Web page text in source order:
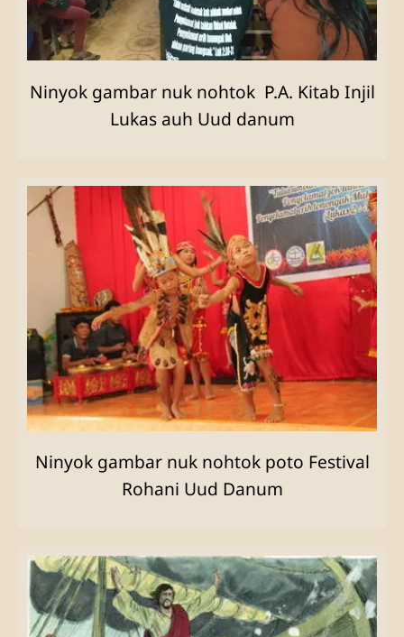
Ninyok gambar nuk nohtok P.A. Kitab Injil
Lukas auh Uud danum
Ninyok gambar nuk nohtok poto Festival
Rohani Uud Danum